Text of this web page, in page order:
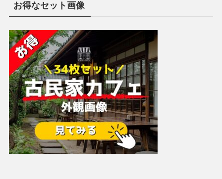
お得なセット画像